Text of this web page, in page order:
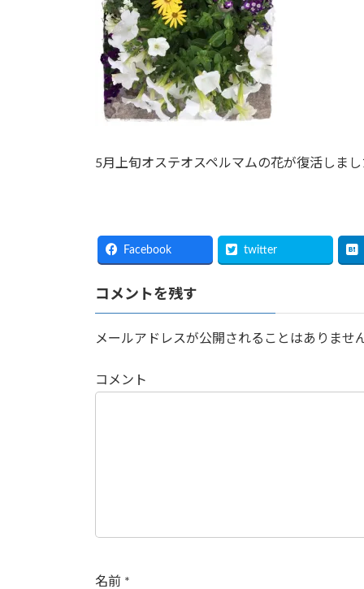
5月上旬オステオスペルマムの花が復活しま
Facebook twitter
コメントを残す
メールアドレスが公開されることはありませ
コメント
名前 *